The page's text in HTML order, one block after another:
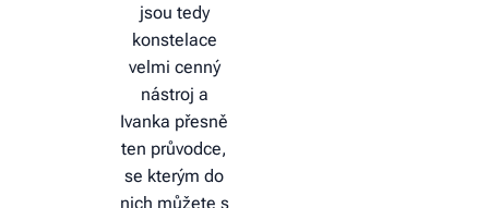
jsou tedy
konstelace
velmi cenný
nástroj a
Ivanka přesně
ten průvodce,
se kterým do
nich můžete s